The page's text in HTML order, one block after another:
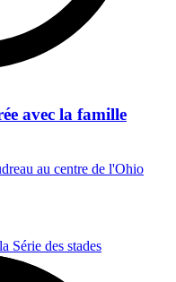
avec la famille
au centre de l'Ohio